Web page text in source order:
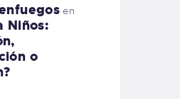
en
Niños:
o